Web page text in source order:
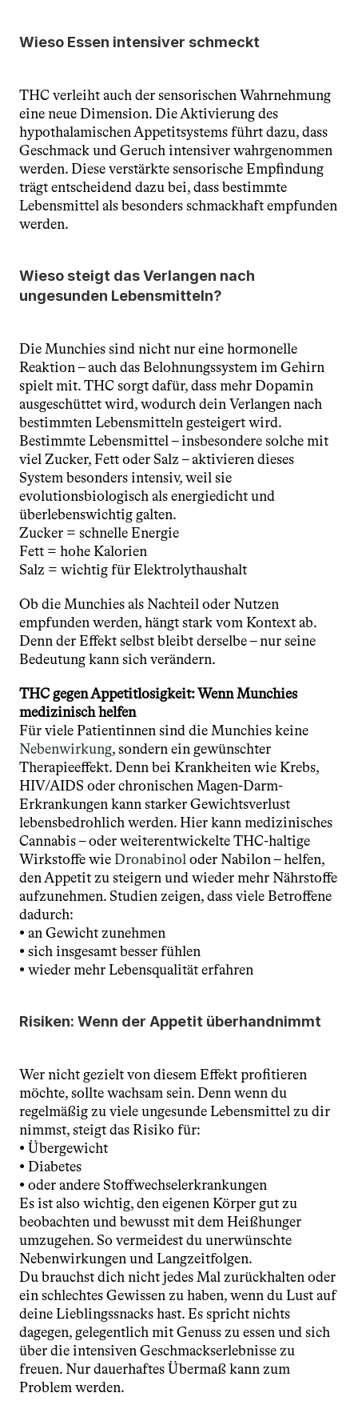
Wieso Essen intensiver schmeckt
THC verleiht auch der sensorischen Wahrnehmung
eine neue Dimension. Die Aktivierung des
hypothalamischen Appetitsystems führt dazu, dass
Geschmack und Geruch intensiver wahrgenommen
werden. Diese verstärkte sensorische Empfindung
trägt entscheidend dazu bei, dass bestimmte
Lebensmittel als besonders schmackhaft empfunden
werden.
Wieso steigt das Verlangen nach
ungesunden Lebensmitteln?
Die Munchies sind nicht nur eine hormonelle
Reaktion – auch das Belohnungssystem im Gehirn
spielt mit. THC sorgt dafür, dass mehr Dopamin
ausgeschüttet wird, wodurch dein Verlangen nach
bestimmten Lebensmitteln gesteigert wird.
Bestimmte Lebensmittel – insbesondere solche mit
viel Zucker, Fett oder Salz – aktivieren dieses
System besonders intensiv, weil sie
evolutionsbiologisch als energiedicht und
überlebenswichtig galten.
Zucker = schnelle Energie
Fett = hohe Kalorien
Salz = wichtig für Elektrolythaushalt
Ob die Munchies als Nachteil oder Nutzen
empfunden werden, hängt stark vom Kontext ab.
Denn der Effekt selbst bleibt derselbe – nur seine
Bedeutung kann sich verändern.
THC gegen Appetitlosigkeit: Wenn Munchies
medizinisch helfen
Nebenwirkung, sondern ein gewünschter
Therapieeffekt. Denn bei Krankheiten wie Krebs,
HIV/AIDS oder chronischen Magen-Darm-
Erkrankungen kann starker Gewichtsverlust
lebensbedrohlich werden. Hier kann medizinisches
Cannabis – oder weiterentwickelte THC-haltige
Wirkstoffe wie Dronabinol oder Nabilon – helfen,
den Appetit zu steigern und wieder mehr Nährstoffe
aufzunehmen. Studien zeigen, dass viele Betroffene
dadurch:
• an Gewicht zunehmen
• sich insgesamt besser fühlen
• wieder mehr Lebensqualität erfahren
Risiken: Wenn der Appetit überhandnimmt
Wer nicht gezielt von diesem Effekt profitieren
möchte, sollte wachsam sein. Denn wenn du
regelmäßig zu viele ungesunde Lebensmittel zu dir
nimmst, steigt das Risiko für:
• Übergewicht
• Diabetes
• oder andere Stoffwechselerkrankungen
Es ist also wichtig, den eigenen Körper gut zu
beobachten und bewusst mit dem Heißhunger
umzugehen. So vermeidest du unerwünschte
Nebenwirkungen und Langzeitfolgen.
Du brauchst dich nicht jedes Mal zurückhalten oder
ein schlechtes Gewissen zu haben, wenn du Lust auf
deine Lieblingssnacks hast. Es spricht nichts
dagegen, gelegentlich mit Genuss zu essen und sich
über die intensiven Geschmackserlebnisse zu
freuen. Nur dauerhaftes Übermaß kann zum
Problem werden.